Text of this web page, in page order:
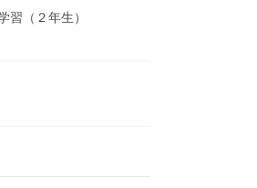
習（２年生）